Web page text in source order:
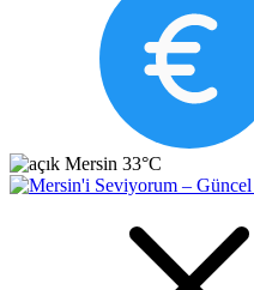
Mersin 33°C